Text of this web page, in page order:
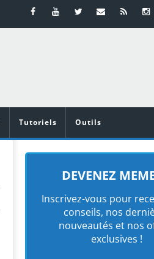
Tutoriels Outils
DEVENEZ
Inscrivez-vous pour
conseils, nos
nouveautés et nos
exclusives !